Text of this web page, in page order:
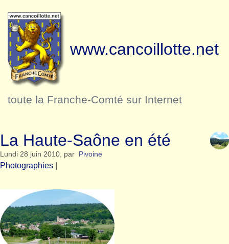
www.cancoillotte.net
toute la Franche-Comté sur Internet
La Haute-Saône en été
Lundi 28 juin 2010, par Pivoine
Photographies